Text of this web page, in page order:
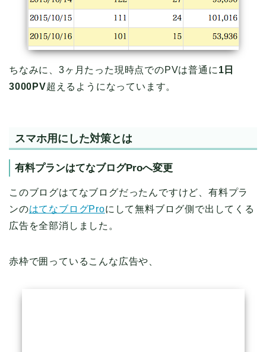
ちなみに、3ヶ月たった現時点でのPVは普通に 1日
3000PV超えるようになっています。
スマホ用にした対策とは
有料プランはてなブログProへ変更
このブログはてなブログだったんですけど、有料プラ
ンのはてなブログProにして無料ブログ側で出してくる
広告を全部消しました。
赤枠で囲っているこんな広告や、